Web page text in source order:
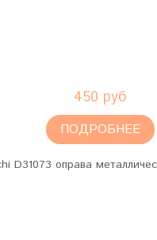
450 руб
ПОДРОБНЕЕ
D31073 оправа